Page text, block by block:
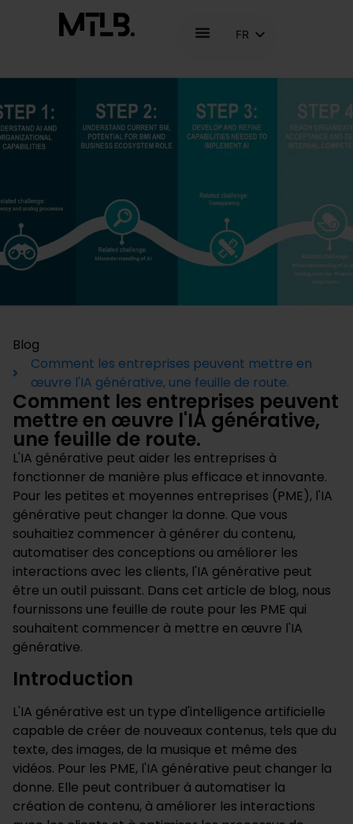
FR
Blog
Comment les entreprises peuvent mettre en
œuvre l'IA générative, une feuille de route.
Comment les entreprises peuvent
mettre en œuvre l'IA générative,
une feuille de route.
L'IA générative peut aider les entreprises à
fonctionner de manière plus efficace et innovante.
Pour les petites et moyennes entreprises (PME), l'IA
générative peut changer la donne. Que vous
souhaitiez commencer à générer du contenu,
automatiser des conceptions ou améliorer les
interactions avec les clients, l'IA générative peut
être un outil puissant. Dans cet article de blog, nous
fournissons une feuille de route pour les PME qui
souhaitent commencer à mettre en œuvre l'IA
générative.
Introduction
L'IA générative est un type d'intelligence artificielle
capable de créer de nouveaux contenus, tels que du
texte, des images, de la musique et même des
vidéos. Pour les PME, l'IA générative peut changer la
donne. Elle peut contribuer à automatiser la
création de contenu, à améliorer les interactions